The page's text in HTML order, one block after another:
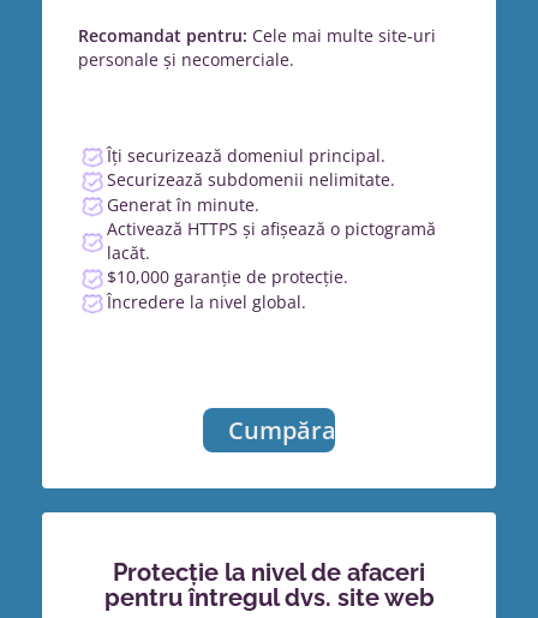
Recomandat pentru: Cele mai multe site-uri
personale și necomerciale.
Îți securizează domeniul principal.
Securizează subdomenii nelimitate.
Generat în minute.
Activează HTTPS și afișează o pictogramă
lacăt.
$10,000 garanție de protecție.
Încredere la nivel global.
Cumpărați
Protecție la nivel de afaceri
pentru întregul dvs. site web